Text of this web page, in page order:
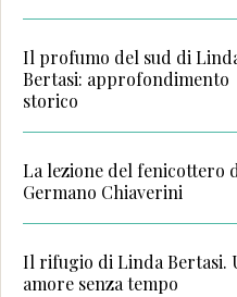
Il profumo del sud di
Bertasi: approfondimento
storico
La lezione del fenicottero
Germano Chiaverini
Il rifugio di Linda Bertasi.
amore senza tempo